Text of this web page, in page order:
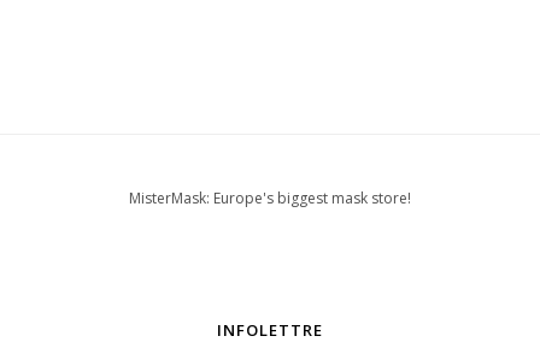
MisterMask: Europe's biggest mask store!
INFOLETTRE